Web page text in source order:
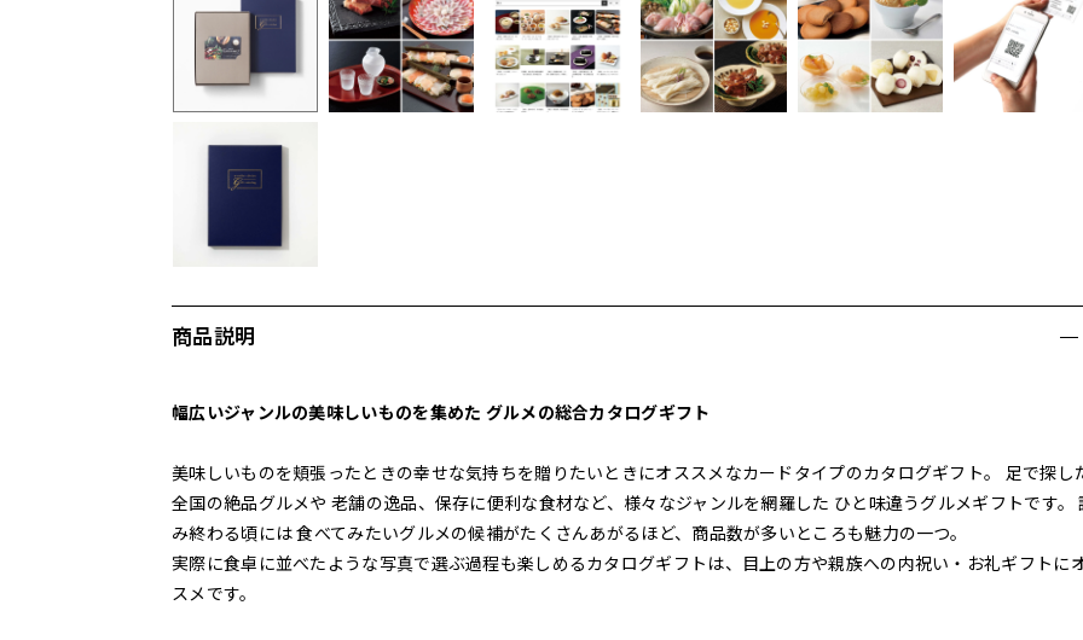
商品説明
幅広いジャンルの美味しいものを集めた グルメの総合カタログギフト
美味しいものを頬張ったときの幸せな気持ちを贈りたいときにオススメなカードタイプのカタログギフト。 足で探し
全国の絶品グルメや 老舗の逸品、保存に便利な食材など、様々なジャンルを網羅した ひと味違うグルメギフトです。
み終わる頃には 食べてみたいグルメの候補がたくさんあがるほど、商品数が多いところも魅力の一つ。
実際に食卓に並べたような写真で選ぶ過程も楽しめるカタログギフトは、目上の方や親族への内祝い・お礼ギフトに
スメです。